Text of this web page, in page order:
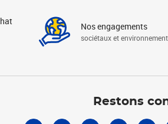
Nos engagements
sociétaux et
Restons